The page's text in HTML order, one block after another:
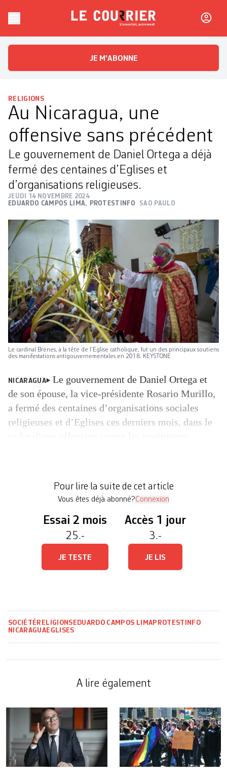
Le CourrierL'essentiel, autrement
JE M'ABONNE
RELIGIONS
Au Nicaragua, une
offensive sans précédent
Le gouvernement de Daniel Ortega a déjà
fermé des centaines d’Eglises et
d’organisations religieuses.
JEUDI 14 NOVEMBRE 2024
EDUARDO CAMPOS LIMA, PROTESTINFO SAO PAULO
Le cardinal Brenes, à la tête de l’Eglise catholique, fut un des principaux soutiens
des manifestations antigouvernementales en 2018. KEYSTONE
NICARAGUA
Le gouvernement de Daniel Ortega et
de son épouse, la vice-présidente Rosario Murillo,
a fermé des centaines d’organisations sociales
religieuses et d’Eglises ces derniers mois, dans le
sandiniste a […]
Pour lire la suite de cet article
Vous êtes déjà abonné?Connexion
Essai 2 mois
25.-
JE TESTE
Accès 1 jour
3.-
JE LIS
SOCIÉTÉ RELIGIONS EDUARDO CAMPOS LIMA PROTESTINFO
NICARAGUA EGLISES
A lire également